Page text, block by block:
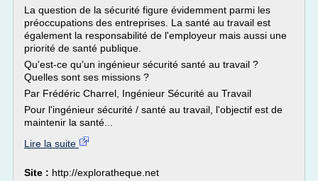
La question de la sécurité figure évidemment parmi les
préoccupations des entreprises. La santé au travail est
également la responsabilité de l'employeur mais aussi une
priorité de santé publique.
Qu'est-ce qu'un ingénieur sécurité santé au travail ?
Quelles sont ses missions ?
Par Frédéric Charrel, Ingénieur Sécurité au Travail
Pour l'ingénieur sécurité / santé au travail, l'objectif est de
maintenir la santé...
Lire la suite
Site : http://exploratheque.net